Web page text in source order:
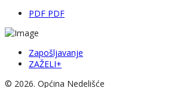
PDF PDF
Zapošljavanje
ZAŽELI+
© 2026. Općina Nedelišće